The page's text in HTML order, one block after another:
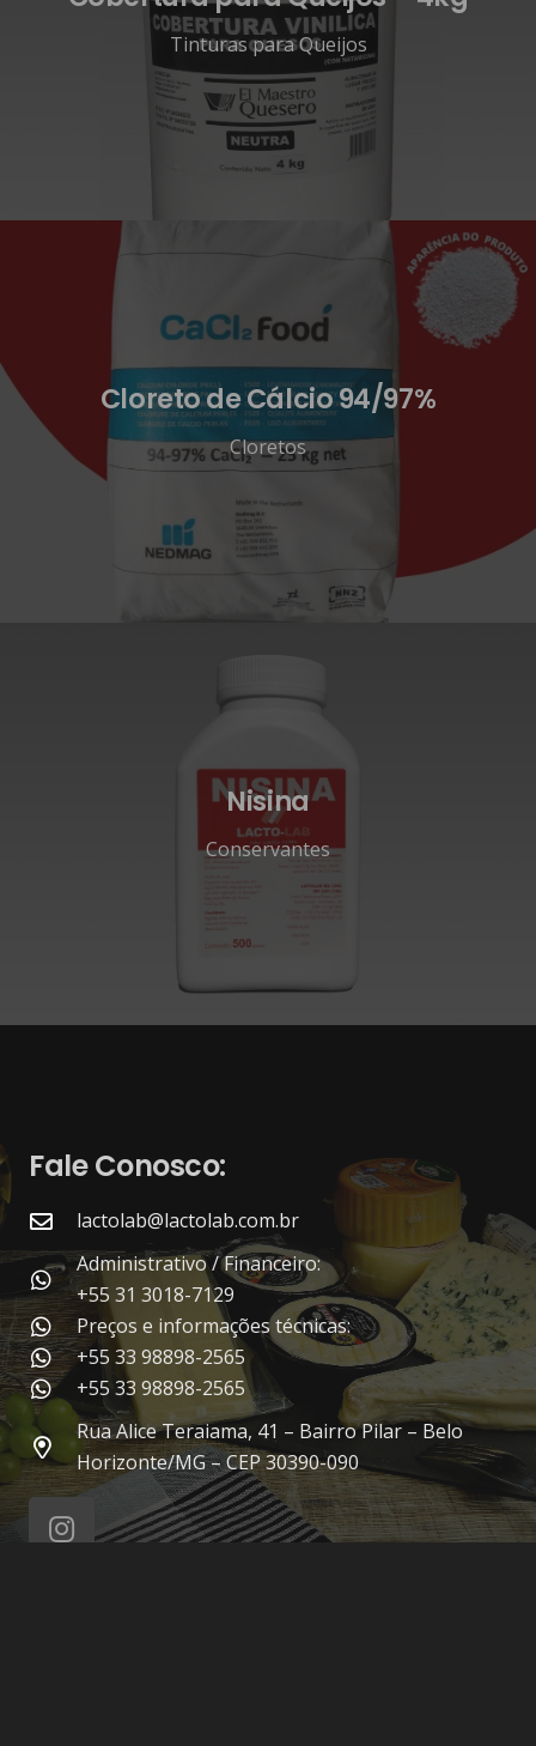
Tinturas para Queijos
Cloreto de Cálcio 94/97%
Cloretos
Nisina
Conservantes
Fale Conosco:
lactolab@lactolab.com.br
Administrativo / Financeiro:
+55 31 3018-7129
Preços e informações técnicas:
+55 33 98898-2565
+55 33 98898-2565
Rua Alice Teraiama, 41 – Bairro Pilar – Belo
Horizonte/MG – CEP 30390-090